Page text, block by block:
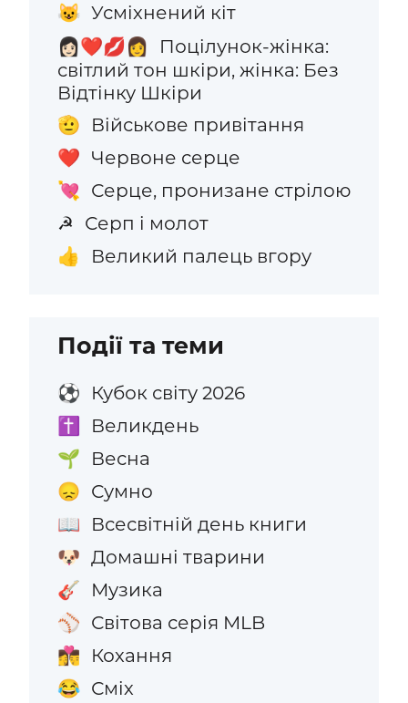
😺 Усміхнений кіт
👩🏻‍❤️‍💋‍👩
Поцілунок-жінка:
світлий тон шкіри, жінка: Без
Відтінку Шкіри
🫡 Військове привітання
❤️ Червоне серце
💘 Серце, пронизане стрілою
☭ Серп і молот
👍 Великий палець вгору
Події та теми
⚽ Кубок світу 2026
✝️ Великдень
🌱 Весна
😞 Сумно
📖 Всесвітній день книги
🐶 Домашні тварини
🎸 Музика
⚾ Світова серія MLB
👩‍❤️‍💋‍👨 Кохання
😂 Сміх